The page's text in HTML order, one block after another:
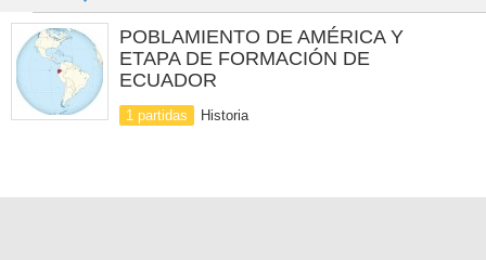
POBLAMIENTO DE AMÉRICA Y
ETAPA DE FORMACIÓN DE
ECUADOR
1 partidas Historia